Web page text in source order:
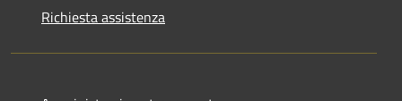
Richiesta assistenza